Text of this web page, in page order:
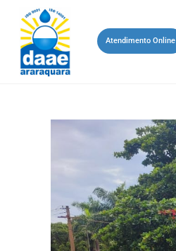
Atendimento Online